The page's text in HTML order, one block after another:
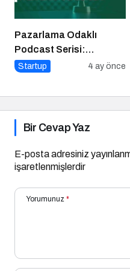
Pazarlama Odaklı
Podcast Serisi:
Pazarlama Sohbetleri
Startup 4 ay önce
Bir Cevap Yaz
E-posta adresiniz
işaretlenmişlerdir
Yorumunuz *